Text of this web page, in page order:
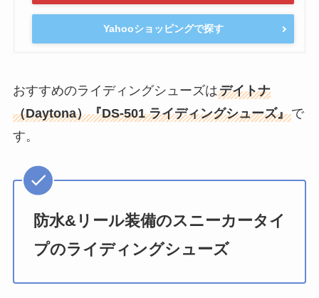
Yahooショッピングで探す
おすすめのライディングシューズはデイトナ
（Daytona）『DS-501 ライディングシューズ』で
す。
防水&リール装備のスニーカータイ
プのライディングシューズ